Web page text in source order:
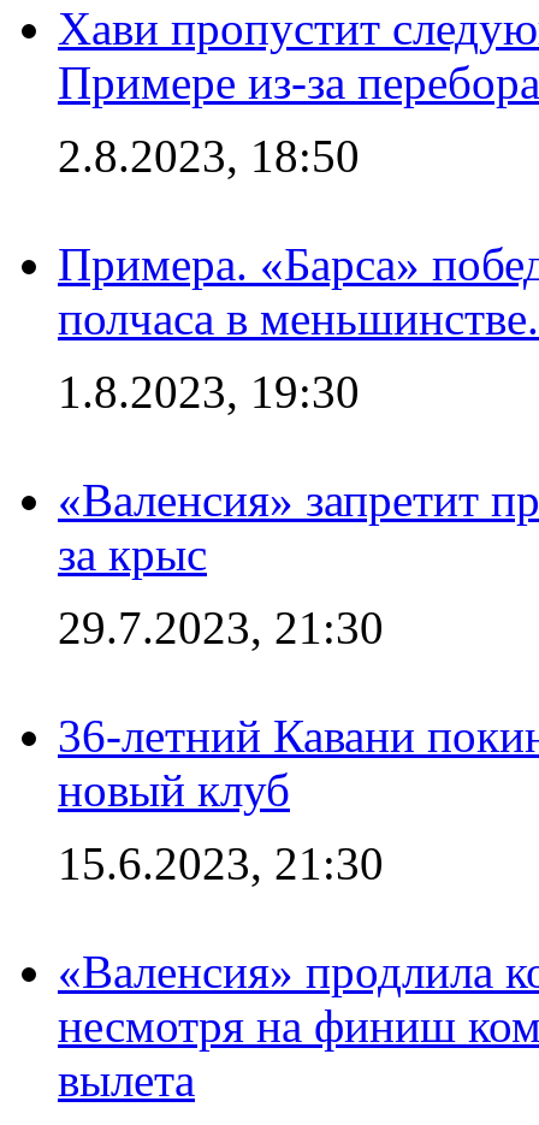
Хави пропустит
Примере из-за
2.8.2023, 18:50
Примера. «Барса»
полчаса в
1.8.2023, 19:30
«Валенсия» запретит
за крыс
29.7.2023, 21:30
36-летний Кавани
новый клуб
15.6.2023, 21:30
«Валенсия» продлила
несмотря на финиш
вылета